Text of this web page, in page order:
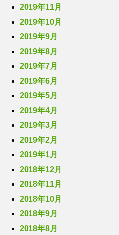
2019年11月
2019年10月
2019年9月
2019年8月
2019年7月
2019年6月
2019年5月
2019年4月
2019年3月
2019年2月
2019年1月
2018年12月
2018年11月
2018年10月
2018年9月
2018年8月